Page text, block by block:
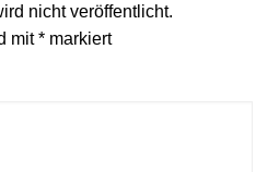
nicht veröffentlicht.
mit*markiert